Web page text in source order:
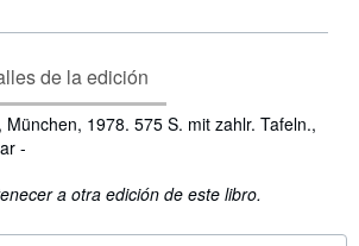
de la edición
München, 1978. 575 S. mit zahlr. Tafeln.,
-
a otra edición de este libro.